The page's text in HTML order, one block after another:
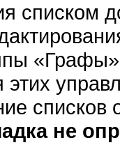
списком
этих
не